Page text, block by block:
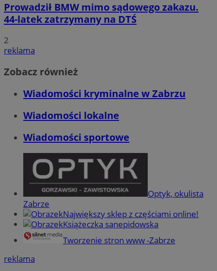
Prowadził BMW mimo sądowego zakazu.
44-latek zatrzymany na DTŚ
2
reklama
Zobacz również
Wiadomości kryminalne w Zabrzu
Wiadomości lokalne
Wiadomości sportowe
Optyk, okulista
Zabrze
Największy sklep z częściami online!
Książeczka sanepidowska
Tworzenie stron www -Zabrze
reklama